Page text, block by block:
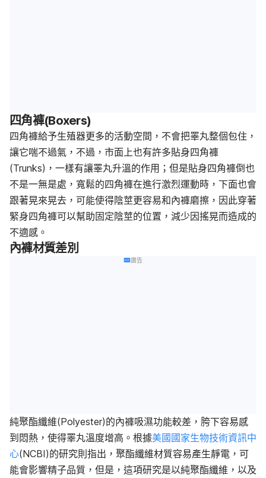
四角褲(Boxers)
四角褲給予生殖器更多的活動空間，不會把睪丸整個包住，
讓它喘不過氣，不過，市面上也有許多貼身四角褲
(Trunks)，一樣有讓睪丸升溫的作用；但是貼身四角褲倒也
不是一無是處，寬鬆的四角褲在進行激烈運動時，下面也會
跟著晃來晃去，可能使得陰莖更容易和內褲磨擦，因此穿著
緊身四角褲可以幫助固定陰莖的位置，減少因搖晃而造成的
不適感。
內褲材質差別
廣告
純聚酯纖維(Polyester)的內褲吸濕功能較差，胯下容易感
到悶熱，使得睪丸溫度增高。根據美國國家生物技術資訊中
心(NCBI)的研究則指出，聚酯纖維材質容易產生靜電，可
能會影響精子品質，但是，這項研究是以純聚酯纖維，以及